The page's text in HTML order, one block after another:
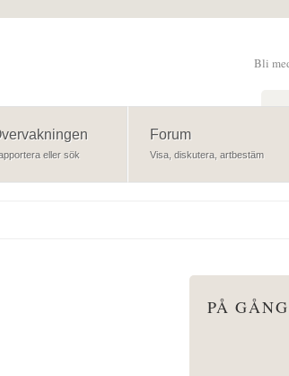
Bli
eller sök
Forum
Visa, diskutera, artbestäm
PÅ GÅNG